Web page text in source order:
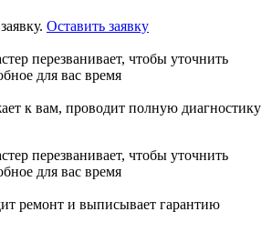
Оставить заявку
перезванивает, чтобы уточнить
для вас время
к вам, проводит полную диагностику
перезванивает, чтобы уточнить
для вас время
ремонт и выписывает гарантию